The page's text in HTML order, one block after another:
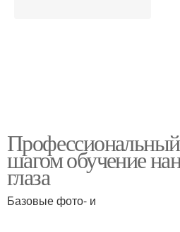
шагом обучение
глаза
Базовые фото- и